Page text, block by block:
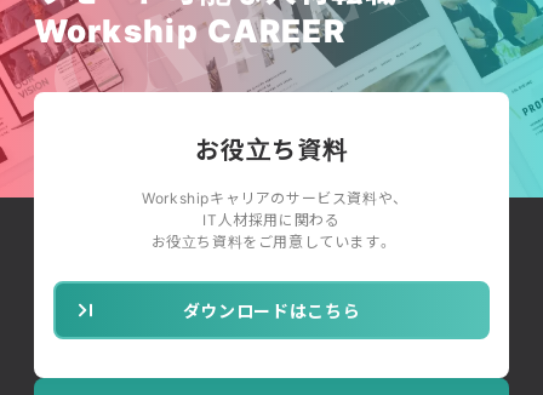
Workship CAREER
お役立ち資料
Workshipキャリアのサービス資料や、
IT人材採用に関わる
お役立ち資料をご用意しています。
ダウンロードはこちら